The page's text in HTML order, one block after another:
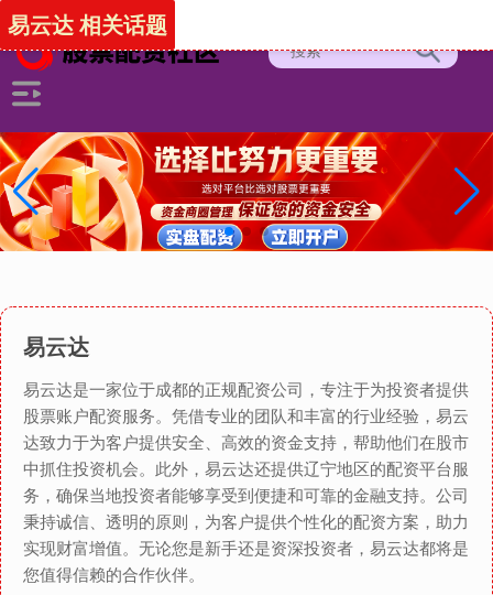
易云达
易云达是一家位于成都的正规配资公司，专注于为投资者提供
股票账户配资服务。凭借专业的团队和丰富的行业经验，易云
达致力于为客户提供安全、高效的资金支持，帮助他们在股市
中抓住投资机会。此外，易云达还提供辽宁地区的配资平台服
务，确保当地投资者能够享受到便捷和可靠的金融支持。公司
秉持诚信、透明的原则，为客户提供个性化的配资方案，助力
实现财富增值。无论您是新手还是资深投资者，易云达都将是
您值得信赖的合作伙伴。
易云达 相关话题